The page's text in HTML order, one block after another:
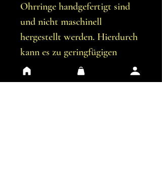
Ohrringe handgefertigt sind
und nicht maschinell
hergestellt werden. Hierdurch
kann es zu geringfügigen
Unvollkommenheiten
kommen.